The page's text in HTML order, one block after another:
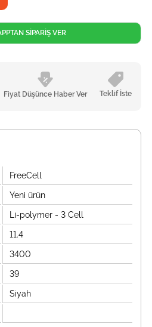
Fiyat Düşünce Haber Ver Teklif İste
SİPARİŞ VER
FreeCell
Yeni ürün
Li-polymer - 3 Cell
11.4
3400
39
Siyah